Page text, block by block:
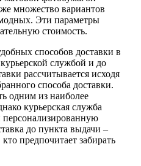
множество вариантов
Эти параметры
стоимость.
способов доставки в
службой и до
рассчитывается исходя
способа доставки.
одним из наиболее
курьерская служба
персонализированную
до пункта выдачи –
предпочитает забирать